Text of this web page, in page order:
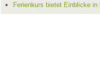
Ferienkurs bietet Einblicke in